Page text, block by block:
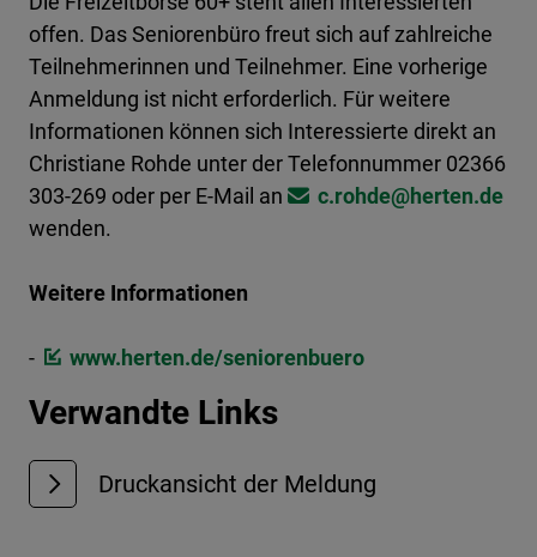
offen. Das Seniorenbüro freut sich auf zahlreiche
Teilnehmerinnen und Teilnehmer. Eine vorherige
Anmeldung ist nicht erforderlich. Für weitere
Informationen können sich Interessierte direkt an
Christiane Rohde unter der Telefonnummer 02366
303-269 oder per E-Mail an
c.rohde@​herten.de
wenden.
Weitere Informationen
- www.herten.de/seniorenbuero
Verwandte Links
Druckansicht der Meldung